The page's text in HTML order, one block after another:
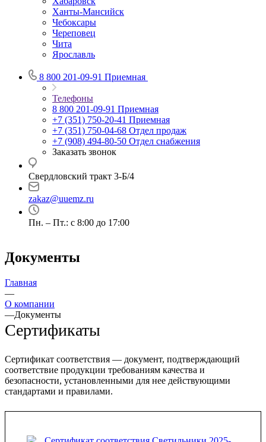
Ханты-Мансийск
Чебоксары
Череповец
Чита
Ярославль
8 800 201-09-91 Приемная
Телефоны
8 800 201-09-91 Приемная
+7 (351) 750-20-41 Приемная
+7 (351) 750-04-68 Отдел продаж
+7 (908) 494-80-50 Отдел снабжения
Заказать звонок
Свердловский тракт 3-Б/4
zakaz@uuemz.ru
Пн. – Пт.: с 8:00 до 17:00
Документы
Главная
—
О компании
—Документы
Сертификаты
Сертификат соответствия — документ, подтверждающий
соответствие продукции требованиям качества и
безопасности, установленными для нее действующими
стандартами и правилами.